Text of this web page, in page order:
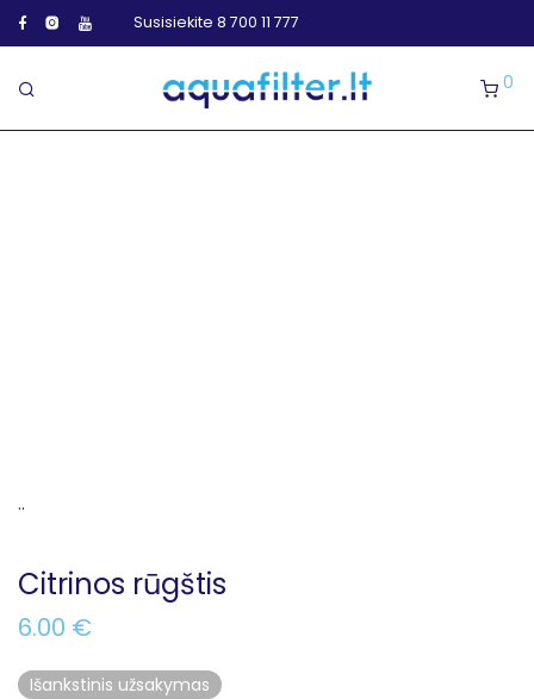
Susisiekite 8 700 11 777
0
..
Citrinos rūgštis
6.00 €
Išankstinis užsakymas